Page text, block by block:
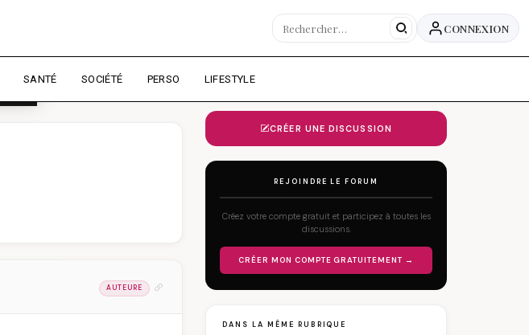
CONNEXION
SANTÉ SOCIÉTÉ PERSO LIFESTYLE
AUTEURE
CRÉER UNE DISCUSSION
REJOINDRE LE FORUM
Créez votre compte gratuit et participez à toutes les
discussions.
CRÉER MON COMPTE GRATUITEMENT →
DANS LA MÊME RUBRIQUE